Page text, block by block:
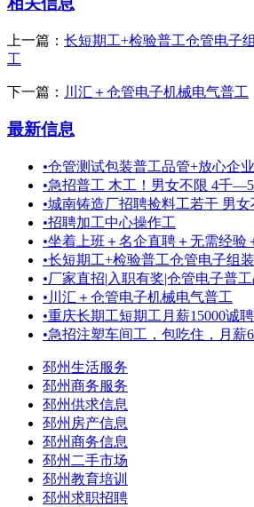
上一篇： 长短期工+检验普工仓管电子
工
下一篇： 川汇＋仓管电子机械电气普工
最新信息
•仓管测试包装普工品管+放心企
•急招普工 木工！男女不限 4千
•城南铸造厂招聘捡料工若干 男女
•招聘加工中心操作工
•坐着上班＋名企直聘＋无需经验
•长短期工+检验普工仓管电子组
•厂家直招|入职有奖|仓管电子普
• 川汇＋仓管电子机械电气普工
•重庆长期工短期工月薪15000诚
•急招注塑车间工，包吃住，月薪
邳州生活服务
邳州商务服务
邳州供求信息
邳州房产信息
邳州商务信息
邳州二手市场
邳州教育培训
邳州求职招聘